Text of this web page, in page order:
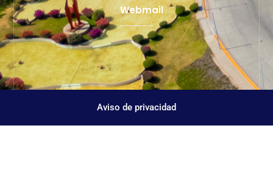
Webmail
Aviso de privacidad